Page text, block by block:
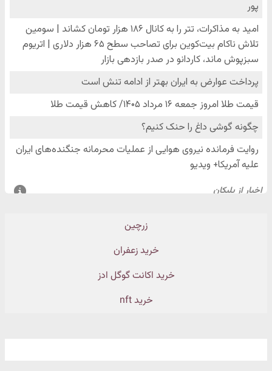
زرچین
خرید زعفران
خرید اکانت گوگل ادز
خرید nft